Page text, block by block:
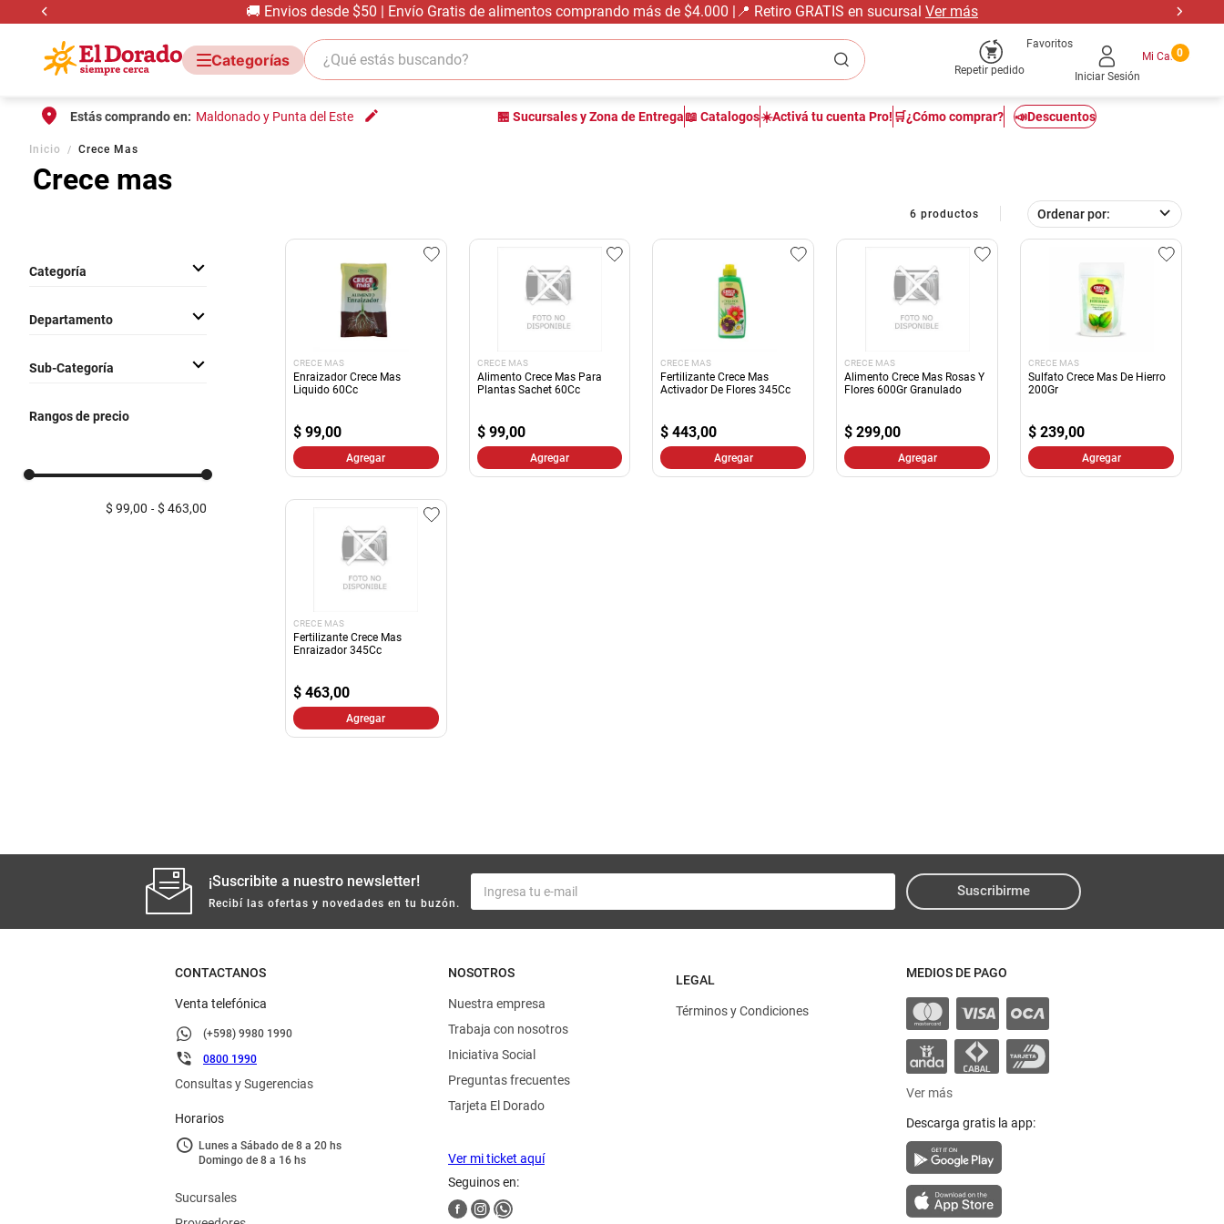
🚚 Envios desde $50 | Envío Gratis de alimentos comprando más de $4.000 |📍 Retiro GRATIS en sucursal Ver más
¿Qué estás buscando?
Repetir pedido
Favoritos
Iniciar Sesión
0
Estás comprando en: Maldonado y Punta del Este 🏪 Sucursales y Zona de Entrega📖 Catalogos☀️Activá tu cuenta Pro! 🛒¿Cómo comprar? 📣Descuentos
Inicio Crece Mas
Crece mas
6 productos Ordenar por
Departamento
Categoría
Sub-Categoría
Rangos de precio
$ 99,00 $ 463,00
CRECE MAS
Enraizador Crece Mas
Liquido 60Cc
$ 99,00
Agregar
CRECE MAS
Alimento Crece Mas Para
Plantas Sachet 60Cc
$ 99,00
Agregar
CRECE MAS
Fertilizante Crece Mas
Activador De Flores 345Cc
$ 443,00
Agregar
CRECE MAS
Alimento Crece Mas Rosas Y
Flores 600Gr Granulado
$ 299,00
Agregar
CRECE MAS
Sulfato Crece Mas De Hierro
200Gr
$ 239,00
Agregar
CRECE MAS
Fertilizante Crece Mas
Enraizador 345Cc
$ 463,00
Agregar
¡Suscribite a nuestro newsletter!
Recibí las ofertas y novedades en tu buzón.
Suscribirme
CONTACTANOS
Venta telefónica
(+598) 9980 1990
0800 1990
Consultas y Sugerencias
Horarios
Lunes a Sábado de 8 a 20 hs
Domingo de 8 a 16 hs
Sucursales
NOSOTROS
Nuestra empresa
Trabaja con nosotros
Iniciativa Social
Preguntas frecuentes
Tarjeta El Dorado
Ver mi ticket aquí
Seguinos en:
LEGAL
Términos y Condiciones
MEDIOS DE PAGO
Ver más
Descarga gratis la app:
1. carne carnicería
5
bondiola
harina